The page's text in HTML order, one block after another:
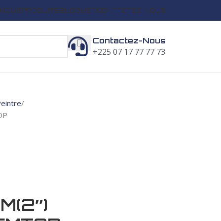
PRODUITSBLOGUERCONTACTEZ-NOUS
Contactez-Nous
+225 07 17 77 77 73